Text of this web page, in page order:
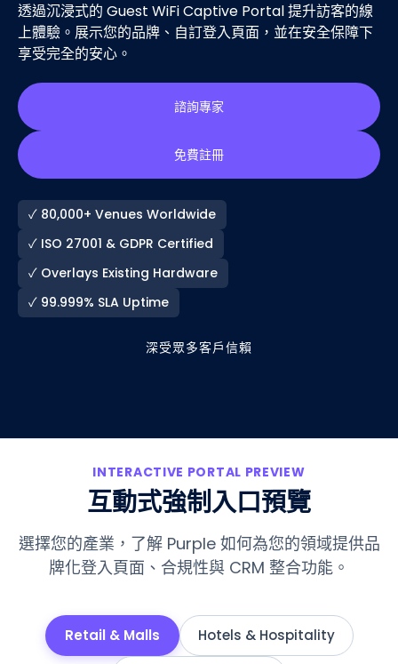
透過沉浸式的 Guest WiFi Captive Portal 提升訪客的線
上體驗。展示您的品牌、自訂登入頁面，並在安全保障下
享受完全的安心。
諮詢專家
免費註冊
✓ 80,000+ Venues Worldwide
✓ ISO 27001 & GDPR Certified
✓ Overlays Existing Hardware
✓ 99.999% SLA Uptime
深受眾多客戶信賴
INTERACTIVE PORTAL PREVIEW
互動式強制入口預覽
選擇您的產業，了解 Purple 如何為您的領域提供品
牌化登入頁面、合規性與 CRM 整合功能。
Retail & Malls Hotels & Hospitality